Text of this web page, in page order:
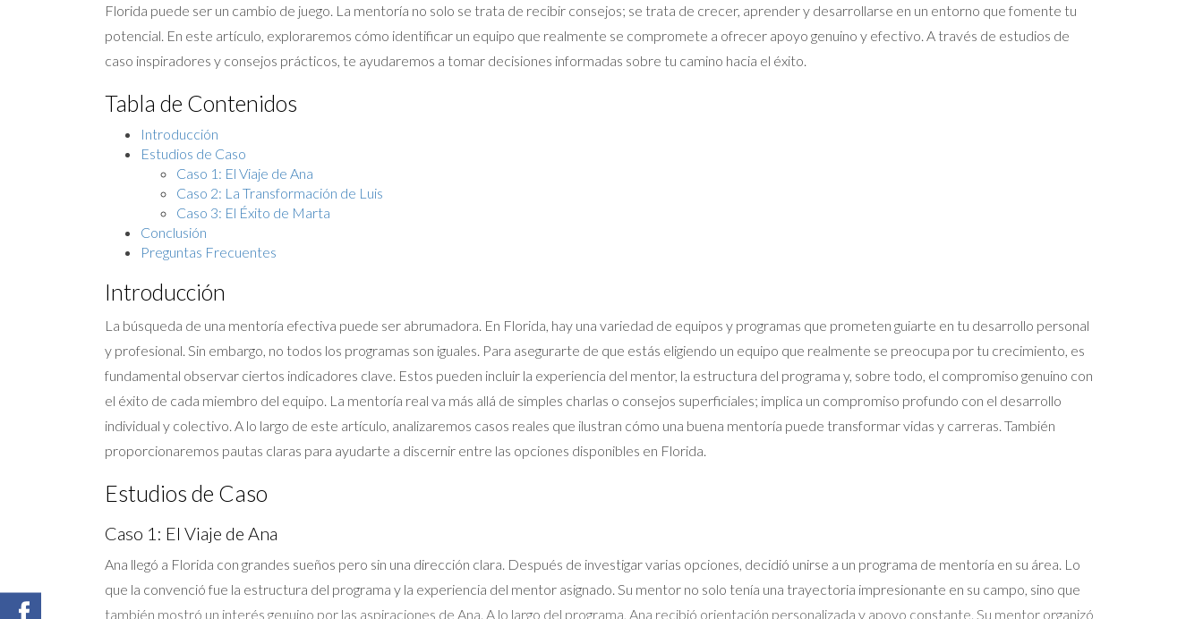
Florida puede ser un cambio de juego. La mentoría no solo se trata de recibir consejos; se trata de crecer, aprender y desarrollarse en un entorno que fomente tu
potencial. En este artículo, exploraremos cómo identificar un equipo que realmente se compromete a ofrecer apoyo genuino y efectivo. A través de estudios de
caso inspiradores y consejos prácticos, te ayudaremos a tomar decisiones informadas sobre tu camino hacia el éxito.
Tabla de Contenidos
Introducción
Estudios de Caso
Caso 1: El Viaje de Ana
Caso 2: La Transformación de Luis
Caso 3: El Éxito de Marta
Conclusión
Preguntas Frecuentes
Introducción
La búsqueda de una mentoría efectiva puede ser abrumadora. En Florida, hay una variedad de equipos y programas que prometen guiarte en tu desarrollo personal
y profesional. Sin embargo, no todos los programas son iguales. Para asegurarte de que estás eligiendo un equipo que realmente se preocupa por tu crecimiento, es
fundamental observar ciertos indicadores clave. Estos pueden incluir la experiencia del mentor, la estructura del programa y, sobre todo, el compromiso genuino con
el éxito de cada miembro del equipo. La mentoría real va más allá de simples charlas o consejos superficiales; implica un compromiso profundo con el desarrollo
individual y colectivo. A lo largo de este artículo, analizaremos casos reales que ilustran cómo una buena mentoría puede transformar vidas y carreras. También
proporcionaremos pautas claras para ayudarte a discernir entre las opciones disponibles en Florida.
Estudios de Caso
Caso 1: El Viaje de Ana
Ana llegó a Florida con grandes sueños pero sin una dirección clara. Después de investigar varias opciones, decidió unirse a un programa de mentoría en su área. Lo
que la convenció fue la estructura del programa y la experiencia del mentor asignado. Su mentor no solo tenía una trayectoria impresionante en su campo, sino que
también mostró un interés genuino por las aspiraciones de Ana. A lo largo del programa, Ana recibió orientación personalizada y apoyo constante. Su mentor organizó